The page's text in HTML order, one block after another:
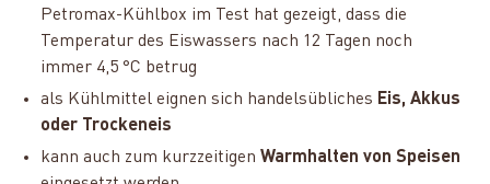
Petromax-Kühlbox im Test hat gezeigt, dass die
Temperatur des Eiswassers nach 12 Tagen noch
immer 4,5 °C betrug
als Kühlmittel eignen sich handelsübliches Eis, Akkus
oder Trockeneis
kann auch zum kurzzeitigenWarmhalten von Speisen